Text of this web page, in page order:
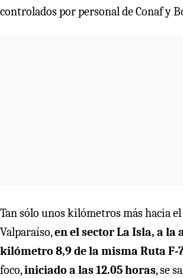
controlados por personal de Conaf y
Tan sólo unos kilómetros más hacia
Valparaíso,en el sector La Isla, a la
kilómetro 8,9 de la misma Ruta F-
foco,iniciado a las 12.05 horas, se